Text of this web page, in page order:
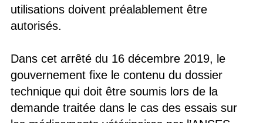
utilisations doivent préalablement être
autorisés.
Dans cet arrêté du 16 décembre 2019, le
gouvernement fixe le contenu du dossier
technique qui doit être soumis lors de la
demande traitée dans le cas des essais sur